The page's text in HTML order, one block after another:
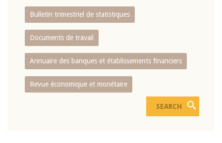
Bulletin trimestriel de statistiques
Documents de travail
Annuaire des banques et établissements financiers
Revue économique et monétaire